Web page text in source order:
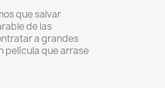
que salvar
de las
a grandes
película que arrase